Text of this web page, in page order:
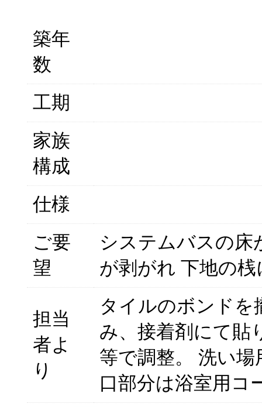
築年
数
工期
家族
構成
仕様
ご要
望
システムバスの床
が剥がれ 下地の
担当
者よ
り
タイルのボンドを
み、接着剤にて貼
等で調整。 洗い
口部分は浴室用コ